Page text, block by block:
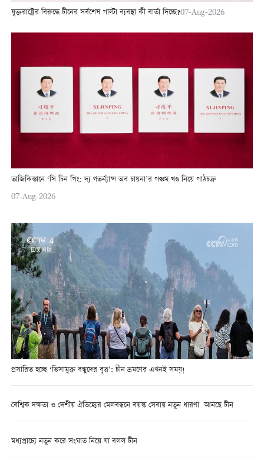
যুক্তরাষ্ট্রের বিরুদ্ধে চীনের সর্বশেষ পাল্টা ব্যবস্থা কী বার্তা দিচ্ছে?07-Aug-2026
তাজিকিস্তানে ‘সি চিন পিং: দ্য গভর্ন্যান্স অব চায়না’র পঞ্চম খণ্ড নিয়ে পাঠচক্র
07-Aug-2026
প্রসারিত হচ্ছে ‘ভিসামুক্ত বন্ধুদের বৃত্ত’: চীন ভ্রমণের এখনই সময়!
বৈশ্বিক দক্ষতা ও দেশীয় ঐতিহ্যের মেলবন্ধনে বয়স্ক সেবায় নতুন ধারণা আনছে চীন
মধ্যপ্রাচ্যে নতুন করে সংঘাত নিয়ে যা বলল চীন